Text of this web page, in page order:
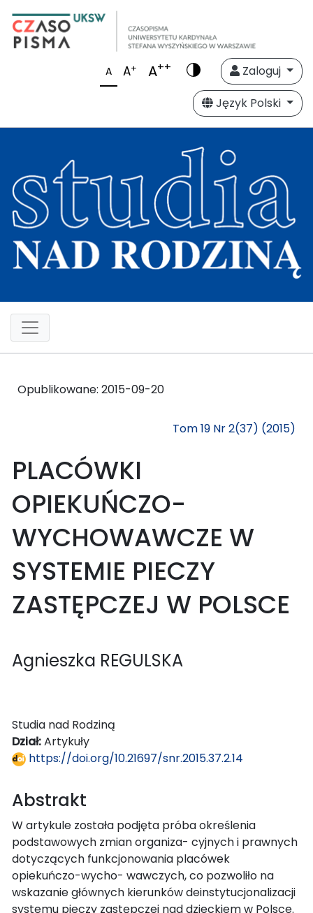
A A+ A++
Zaloguj
Język Polski
Opublikowane: 2015-09-20
Tom 19 Nr 2(37) (2015)
PLACÓWKI
OPIEKUŃCZO-
WYCHOWAWCZE W
SYSTEMIE PIECZY
ZASTĘPCZEJ W POLSCE
Agnieszka REGULSKA
Studia nad Rodziną
Dział:Artykuły
https://doi.org/10.21697/snr.2015.37.2.14
Abstrakt
W artykule została podjęta próba określenia
podstawowych zmian organiza- cyjnych i prawnych
dotyczących funkcjonowania placówek
opiekuńczo-wycho- wawczych, co pozwoliło na
wskazanie głównych kierunków deinstytucjonalizacji
systemu pieczy zastępczej nad dzieckiem w Polsce.